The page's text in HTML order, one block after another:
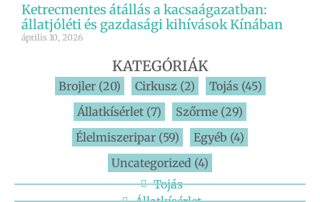
Ketrecmentes átállás a kacsaágazatban:
állatjóléti és gazdasági kihívások Kínában
április 10, 2026
KATEGÓRIÁK
Brojler (20) Cirkusz (2) Tojás (45)
Állatkísérlet (7) Szőrme (29)
Élelmiszeripar (59) Egyéb (4)
Uncategorized (4)
Tojás